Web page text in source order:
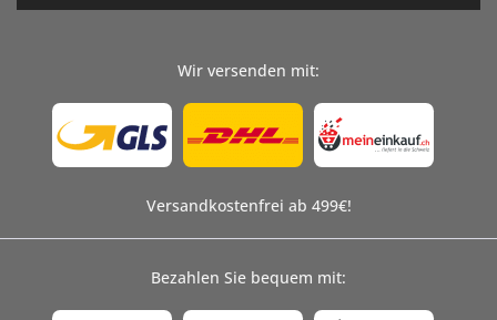
Wir versenden mit:
Versandkostenfrei ab 499€!
Bezahlen Sie bequem mit: